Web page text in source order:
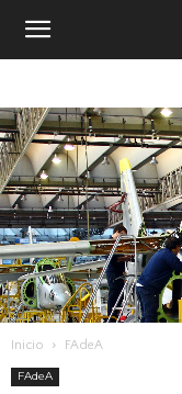
Inicio FAdeA
FAdeA